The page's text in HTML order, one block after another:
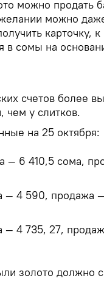
можно продать
можно
карточку,
в сомы на
счетов более
чем у слитков.
на 25 октября:
— 6 410,5 сома,
— 4 590, продажа
— 4 735, 27,
золото должно